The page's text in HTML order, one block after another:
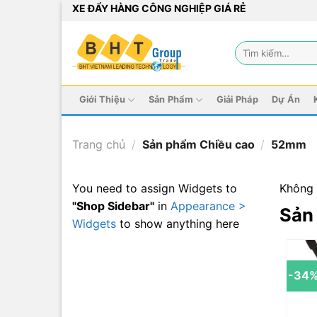
Bỏ
dung
XE ĐẨY HÀNG CÔNG NGHIỆP GIÁ RẺ
Tìm
kiếm:
Giới Thiệu Sản Phẩm Giải Pháp Dự Án
Trang chủ / Sản phẩm Chiều cao / 52mm
You need to assign Widgets to
"Shop Sidebar" in Appearance >
Widgets to show anything here
-